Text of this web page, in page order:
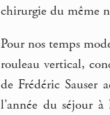
chirurgie du même
Pour nos temps
rouleau vertical,
de Frédéric Sauser
l’année du séjour